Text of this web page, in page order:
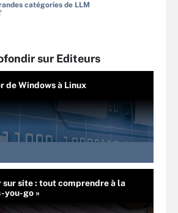
catégories de LLM
sur Editeurs
de Windows à Linux
sur site : tout comprendre à la
you-go »